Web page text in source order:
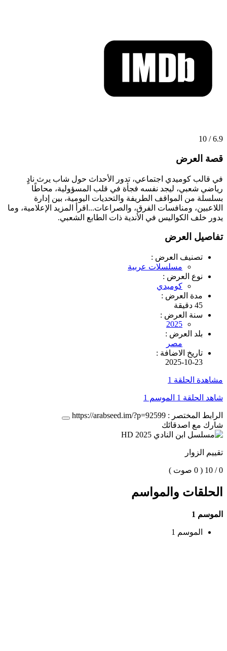
6.9 / 10
قصة العرض
في قالب كوميدي اجتماعي، تدور الأحداث حول شاب يرث نادٍ
رياضي شعبي، ليجد نفسه فجأة في قلب المسؤولية، محاطًا
بسلسلة من المواقف الطريفة والتحديات اليومية، بين إدارة
اللاعبين، ومنافسات الفرق، والصراعات...اقرأ المزيد الإعلامية، وما
يدور خلف الكواليس في الأندية ذات الطابع الشعبي.
تفاصيل العرض
تصنيف العرض :
مسلسلات عربية
نوع العرض :
كوميدي
مدة العرض :
45 دقيقة
سنة العرض :
2025
بلد العرض :
مصر
تاريخ الاضافة :
2025-10-23
مشاهدة الحلقة 1
شاهد الحلقة 1 الموسم 1
الرابط المختصر : https://arabseed.im/?p=92599
شارك مع اصدقائك
تقييم الزوار
0 / 10 ( 0 صوت )
الحلقات والمواسم
الموسم 1
الموسم 1